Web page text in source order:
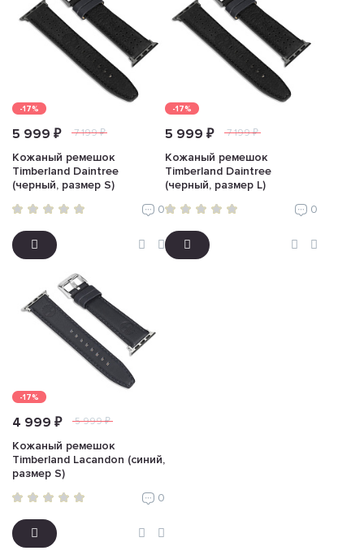
-17%
5 999 ₽ 7 199 ₽
Кожаный ремешок
Timberland Daintree
(черный, размер S)
0
-17%
5 999 ₽ 7 199 ₽
Кожаный ремешок
Timberland Daintree
(черный, размер L)
0
-17%
4 999 ₽ 5 999 ₽
Кожаный ремешок
Timberland Lacandon (синий,
размер S)
0